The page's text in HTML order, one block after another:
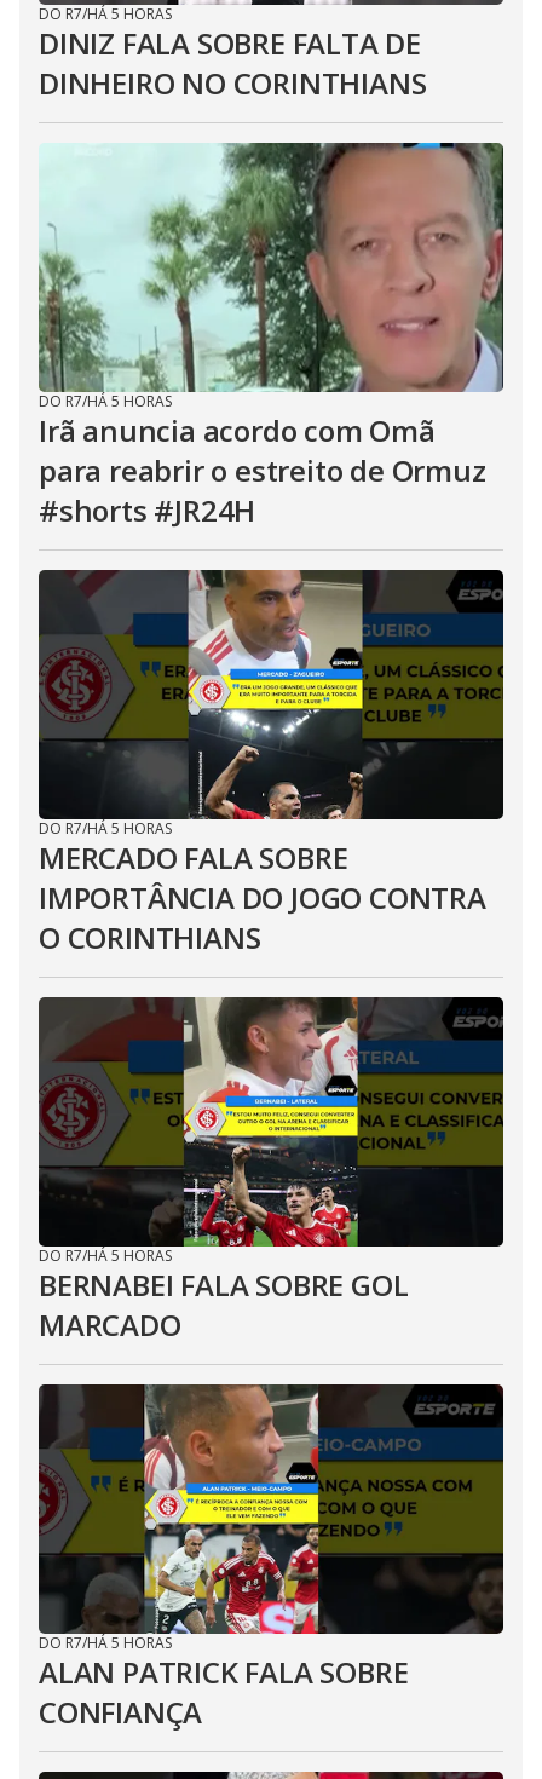
DO R7/HÁ 5 HORAS
DINIZ FALA SOBRE FALTA DE
DINHEIRO NO CORINTHIANS
DO R7/HÁ 5 HORAS
Irã anuncia acordo com Omã
para reabrir o estreito de Ormuz
#shorts #JR24H
DO R7/HÁ 5 HORAS
MERCADO FALA SOBRE
IMPORTÂNCIA DO JOGO CONTRA
O CORINTHIANS
DO R7/HÁ 5 HORAS
BERNABEI FALA SOBRE GOL
MARCADO
DO R7/HÁ 5 HORAS
ALAN PATRICK FALA SOBRE
CONFIANÇA